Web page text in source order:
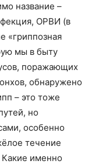
название –
ОРВИ (в
«гриппозная
мы в быту
поражающих
обнаружено
– это тоже
но
особенно
течение
именно